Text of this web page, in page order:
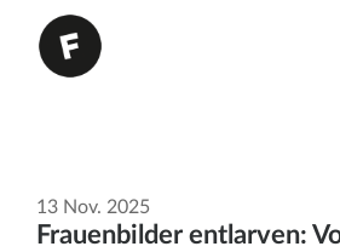
13 Nov. 2025
Frauenbilder entlarven: